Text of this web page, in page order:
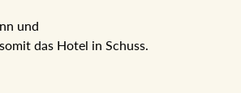
und
das Hotel in Schuss.